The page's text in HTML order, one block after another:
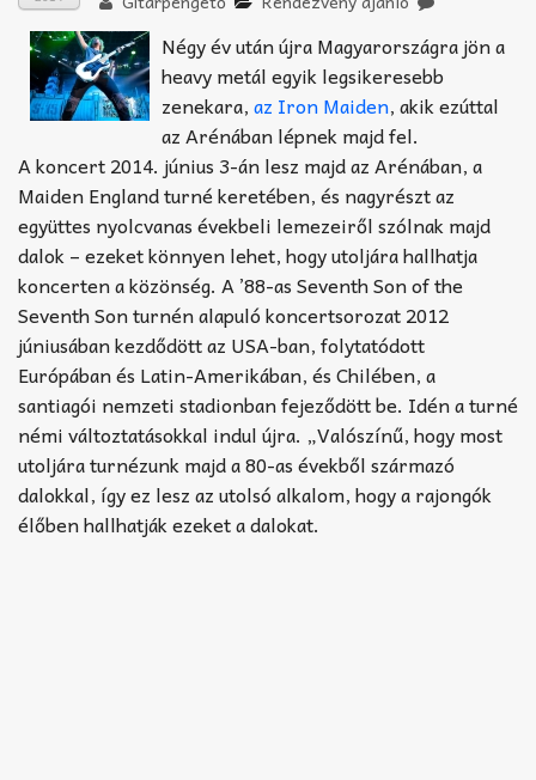
TABok
Improvizáció
Négy év után újra Magyarországra jön a
heavy metál egyik legsikeresebb
zenekara,az Iron Maiden, akik ezúttal
az Arénában lépnek majd fel.
A koncert 2014. június 3-án lesz majd az Arénában, a
Maiden England turné keretében, és nagyrészt az
együttes nyolcvanas évekbeli lemezeiről szólnak majd
dalok – ezeket könnyen lehet, hogy utoljára hallhatja
koncerten a közönség. A ’88-as Seventh Son of the
Seventh Son turnén alapuló koncertsorozat 2012
júniusában kezdődött az USA-ban, folytatódott
Európában és Latin-Amerikában, és Chilében, a
santiagói nemzeti stadionban fejeződött be. Idén a turné
némi változtatásokkal indul újra. „Valószínű, hogy most
utoljára turnézunk majd a 80-as évekből származó
dalokkal, így ez lesz az utolsó alkalom, hogy a rajongók
élőben hallhatják ezeket a dalokat.